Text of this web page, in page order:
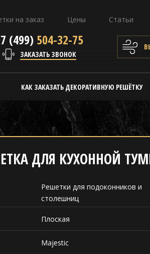
на заказ Цены Статьи
(499)504-32-75
ЗАКАЗАТЬ ЗВОНОК
КАК ЗАКАЗАТЬ ДЕКОРАТИВНУЮ РЕШЁТКУ
ДЛЯ КУХОННОЙ
Решетки для подоконников и
столешниц
Плоская
Majestic